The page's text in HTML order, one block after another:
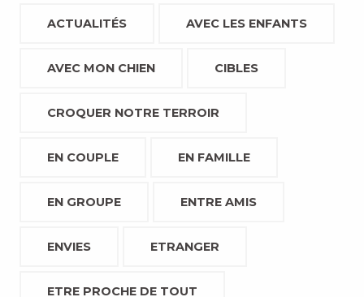
ACTUALITÉS AVEC LES ENFANTS
AVEC MON CHIEN CIBLES
CROQUER NOTRE TERROIR
EN COUPLE EN FAMILLE
EN GROUPE ENTRE AMIS
ENVIES ETRANGER
ETRE PROCHE DE TOUT